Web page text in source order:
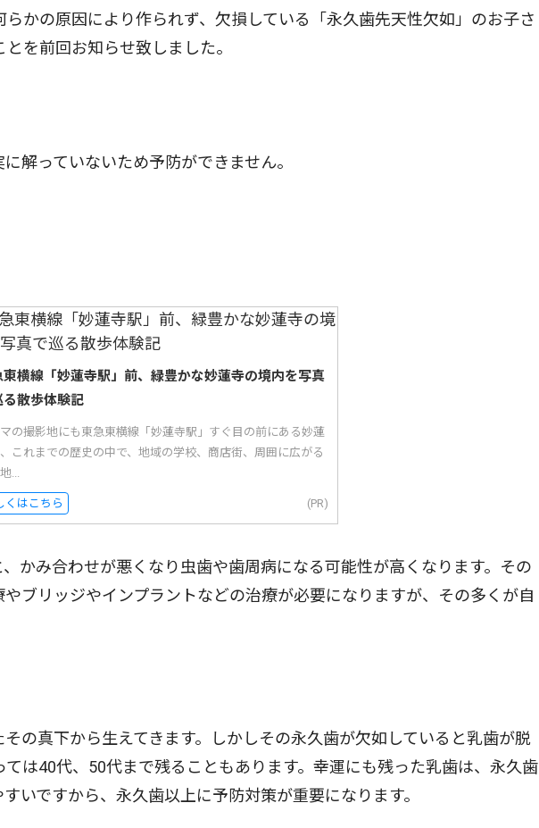
かの原因により作られず、欠損している「永久歯先天性欠如」のお子さ
を前回お知らせ致しました。
解っていないため予防ができません。
東横線「妙蓮寺駅」前、緑豊かな妙蓮寺の境内を写真
る散歩体験記
マの撮影地にも東急東横線「妙蓮寺駅」すぐ目の前にある妙蓮
これまでの歴史の中で、地域の学校、商店街、周囲に広がる
...
くはこちら (PR)
かみ合わせが悪くなり虫歯や歯周病になる可能性が高くなります。その
ブリッジやインプラントなどの治療が必要になりますが、その多くが自
の真下から生えてきます。しかしその永久歯が欠如していると乳歯が脱
は40代、50代まで残ることもあります。幸運にも残った乳歯は、永久歯
いですから、永久歯以上に予防対策が重要になります。